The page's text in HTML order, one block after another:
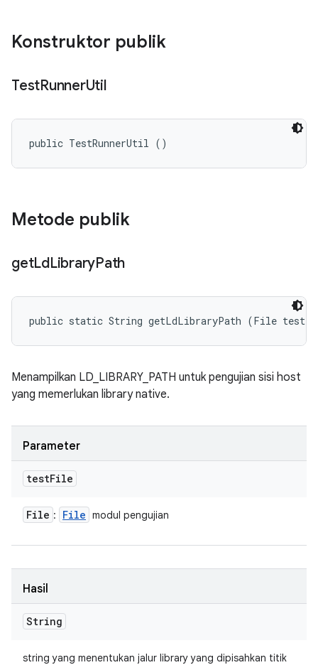
Konstruktor publik
TestRunnerUtil
public TestRunnerUtil ()
Metode publik
getLdLibraryPath
public static String getLdLibraryPath (File
Menampilkan LD_LIBRARY_PATH untuk pengujian sisi host
yang memerlukan library native.
Parameter
testFile
File : File modul pengujian
Hasil
String
string yang menentukan jalur library yang dipisahkan titik